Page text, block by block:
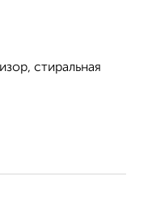
стиральная